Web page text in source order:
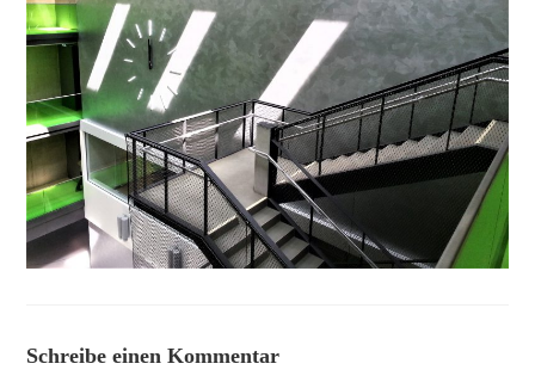
Schreibe einen Kommentar